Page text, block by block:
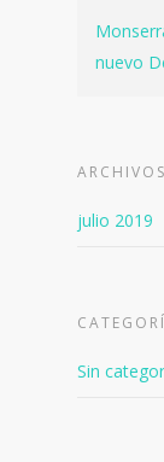
nuevo
ARCHIVOS
julio 2019
Sin